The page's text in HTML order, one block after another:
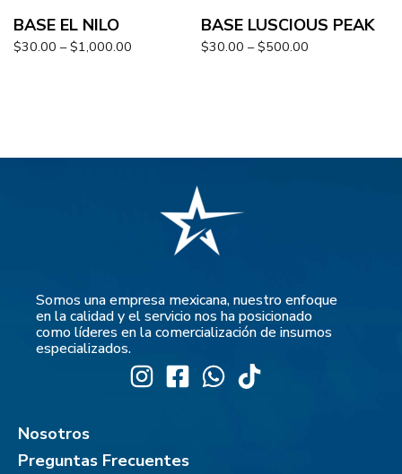
BASE EL NILO
$30.00 – $1,000.00
BASE LUSCIOUS PEAK
$30.00 – $500.00
Somos una empresa mexicana, nuestro enfoque
en la calidad y el servicio nos ha posicionado
como líderes en la comercialización de insumos
especializados.
Nosotros
Preguntas Frecuentes